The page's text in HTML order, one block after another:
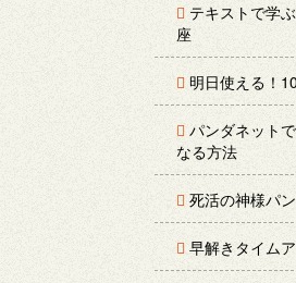
テキストで学
座
明日使える！
パンダネット
なる方法
死活の神様パ
早解きタイム